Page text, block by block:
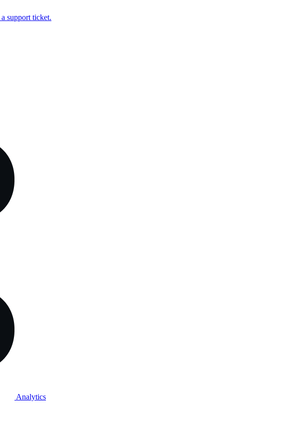
support ticket.
Analytics